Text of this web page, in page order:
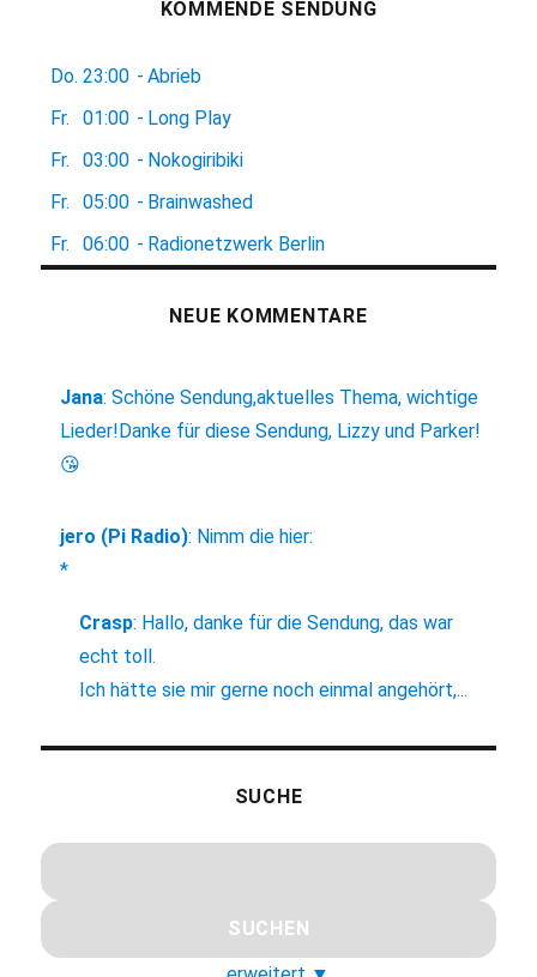
KOMMENDE SENDUNG
Do. 23:00 - Abrieb
Fr.
01:00 - Long Play
Fr.
03:00 - Nokogiribiki
Fr.
05:00 - Brainwashed
Fr.
06:00 - Radionetzwerk Berlin
NEUE KOMMENTARE
Jana:Schöne Sendung,aktuelles Thema, wichtige
Lieder!Danke für diese Sendung, Lizzy und Parker!
😘
jero (Pi Radio): Nimm die hier:
*
Crasp: Hallo, danke für die Sendung, das war
echt toll.
Ich hätte sie mir gerne noch einmal angehört,...
SUCHE